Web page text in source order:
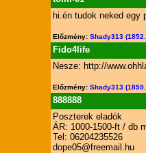
hi.én tudok neked egy
Előzmény: Shady313
Fido4life
Nesze: http://
Előzmény: Shady313
888888
Poszterek eladók
ÁR: 1000-1500-ft / db
Tel: 06204235526
dope05@freemail.hu